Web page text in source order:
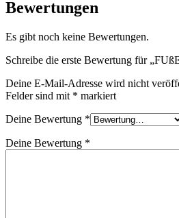
Bewertungen
Es gibt noch keine Bewertungen.
Schreibe die erste Bewertung für
Deine E-Mail-Adresse wird nicht
Felder sind mit * markiert
Deine Bewertung *
Deine Bewertung *